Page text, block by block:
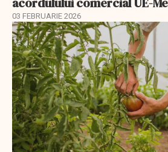
03 FEBRUARIE 2026